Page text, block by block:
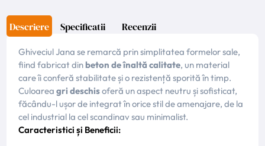
Descriere Specificatii Recenzii
Ghiveciul Jana se remarcă prin simplitatea formelor sale,
fiind fabricat dinbeton de înaltă calitate, un material
care îi conferă stabilitate și o rezistență sporită în timp.
Culoareagri deschisoferă un aspect neutru și sofisticat,
făcându-l ușor de integrat în orice stil de amenajare, de la
cel industrial la cel scandinav sau minimalist.
Caracteristici și Beneficii: